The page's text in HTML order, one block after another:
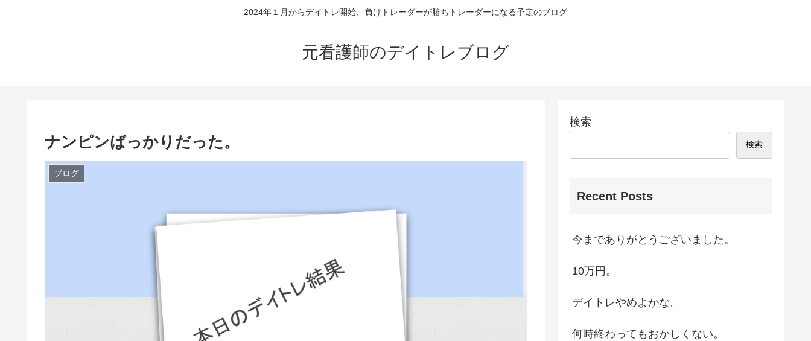
2024年１月からデイトレ開始、負けトレーダーが勝ちトレーダーになる予定のブログ
元看護師のデイトレブログ
ナンピンばっかりだった。
ブログ
検索
検索
Recent Posts
今までありがとうございました。
10万円。
デイトレやめよかな。
何時終わってもおかしくない。